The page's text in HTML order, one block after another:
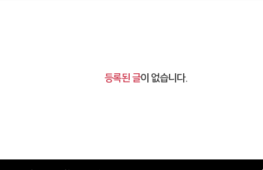
등록된 글이 없습니다.